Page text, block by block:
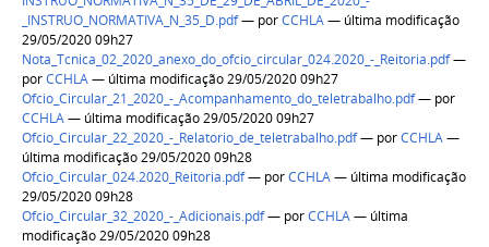
_INSTRUO_NORMATIVA_N_35_D.pdf— porCCHLA— última modificação
29/05/2020 09h27
Nota_Tcnica_02_2020_anexo_do_ofcio_circular_024.2020_-_Reitoria.pdf—
porCCHLA— última modificação 29/05/2020 09h27
Ofcio_Circular_21_2020_-_Acompanhamento_do_teletrabalho.pdf— por
CCHLA— última modificação 29/05/2020 09h27
Ofcio_Circular_22_2020_-_Relatorio_de_teletrabalho.pdf— porCCHLA—
última modificação 29/05/2020 09h28
Ofcio_Circular_024.2020_Reitoria.pdf— porCCHLA— última modificação
29/05/2020 09h28
Ofcio_Circular_32_2020_-_Adicionais.pdf— porCCHLA— última
modificação 29/05/2020 09h28